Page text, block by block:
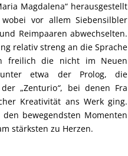
Magdalena“ herausgestellt
vor allem Siebensilbler
Reimpaaren abwechselten.
relativ streng an die Sprache
freilich die nicht im Neuen
etwa der Prolog, die
„Zenturio“, bei denen Fra
Kreativität ans Werk ging.
bewegendsten Momenten
stärksten zu Herzen.